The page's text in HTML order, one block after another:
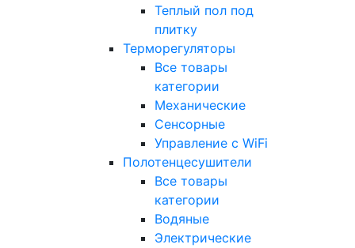
Теплый пол под
плитку
Терморегуляторы
Все товары
категории
Механические
Сенсорные
Управление с WiFi
Полотенцесушители
Все товары
категории
Водяные
Электрические